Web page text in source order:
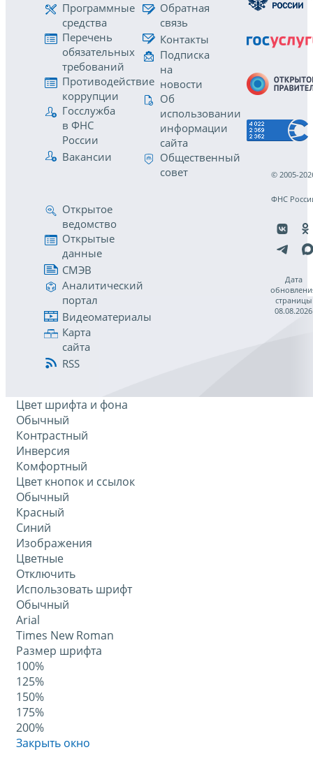
Программные
средства
Перечень
обязательных
требований
Противодействие
коррупции
Госслужба
в ФНС
России
Вакансии
Обратная
связь
Контакты
Подписка
на
новости
Об
использовании
информации
сайта
Общественный
совет
Открытое
ведомство
Открытые
данные
СМЭВ
Аналитический
портал
Видеоматериалы
Карта
сайта
RSS
© 2005-
ФНС
Дата
страницы
08.08.2026
Цвет шрифта и фона
Обычный
Контрастный
Инверсия
Комфортный
Цвет кнопок и ссылок
Обычный
Красный
Синий
Изображения
Цветные
Отключить
Использовать шрифт
Обычный
Arial
Times New Roman
Размер шрифта
100%
125%
150%
175%
200%
Закрыть окно